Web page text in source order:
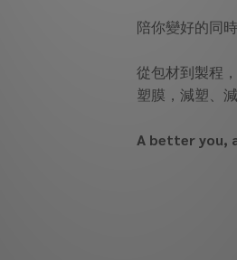
陪你變好的同
從包材到製程
塑膜，減塑、
A better you,